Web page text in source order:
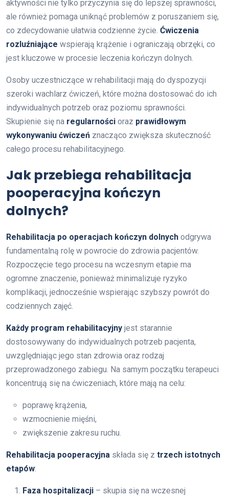
aktywności nie tylko przyczynia się do lepszej sprawności,
ale również pomaga uniknąć problemów z poruszaniem się,
co zdecydowanie ułatwia codzienne życie. Ćwiczenia
rozluźniające wspierają krążenie i ograniczają obrzęki, co
jest kluczowe w procesie leczenia kończyn dolnych.
Osoby uczestniczące w rehabilitacji mają do dyspozycji
szeroki wachlarz ćwiczeń, które można dostosować do ich
indywidualnych potrzeb oraz poziomu sprawności.
Skupienie się na regularności oraz prawidłowym
wykonywaniu ćwiczeń znacząco zwiększa skuteczność
całego procesu rehabilitacyjnego.
Jak przebiega rehabilitacja
pooperacyjna kończyn
dolnych?
Rehabilitacja po operacjach kończyn dolnych odgrywa
fundamentalną rolę w powrocie do zdrowia pacjentów.
Rozpoczęcie tego procesu na wczesnym etapie ma
ogromne znaczenie, ponieważ minimalizuje ryzyko
komplikacji, jednocześnie wspierając szybszy powrót do
codziennych zajęć.
Każdy program rehabilitacyjny jest starannie
dostosowywany do indywidualnych potrzeb pacjenta,
uwzględniając jego stan zdrowia oraz rodzaj
przeprowadzonego zabiegu. Na samym początku terapeuci
koncentrują się na ćwiczeniach, które mają na celu:
poprawę krążenia,
wzmocnienie mięśni,
zwiększenie zakresu ruchu.
Rehabilitacja pooperacyjna składa się z trzech istotnych
etapów:
Faza hospitalizacji – skupia się na wczesnej